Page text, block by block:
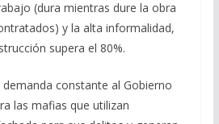
(dura mientras dure la obra
y la alta informalidad,
supera el 80%.
constante al Gobierno
las mafias que utilizan